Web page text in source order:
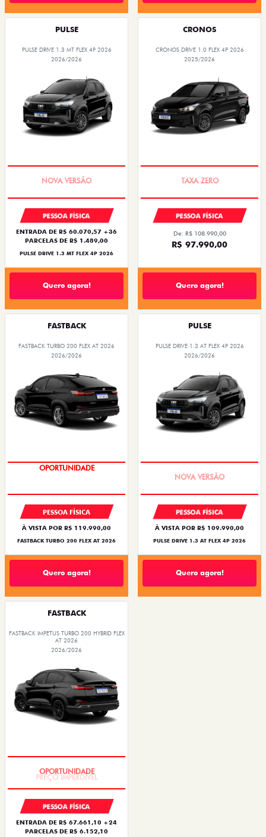
PULSE
PULSE DRIVE 1.3 MT FLEX 4P 2026
2026/2026
PESSOA FÍSICA
ENTRADA DE R$ 60.070,57 +36
PARCELAS DE R$ 1.489,00
PULSE DRIVE 1.3 MT FLEX 4P 2026
Quero agora!
CRONOS
CRONOS DRIVE 1.0 FLEX 4P 2026
2025/2026
PESSOA FÍSICA
De: R$ 108.990,00
R$ 97.990,00
Quero agora!
FASTBACK
FASTBACK TURBO 200 FLEX AT 2026
2026/2026
OPORTUNIDADE
PESSOA FÍSICA
À VISTA POR R$ 119.990,00
FASTBACK TURBO 200 FLEX AT 2026
Quero agora!
PULSE
PULSE DRIVE 1.3 AT FLEX 4P 2026
2026/2026
PESSOA FÍSICA
À VISTA POR R$ 109.990,00
PULSE DRIVE 1.3 AT FLEX 4P 2026
Quero agora!
FASTBACK
FASTBACK IMPETUS TURBO 200 HYBRID FLEX
AT 2026
2026/2026
PESSOA FÍSICA
ENTRADA DE R$ 67.661,10 +24
PARCELAS DE R$ 6.152,10